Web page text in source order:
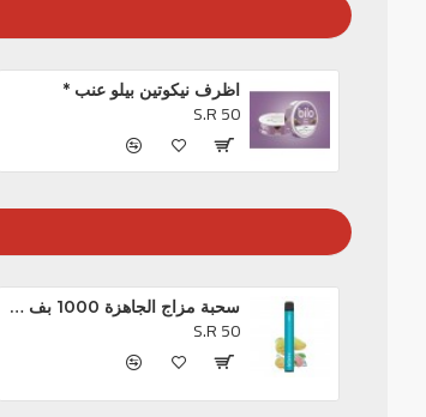
اظرف نيكوتين بيلو عنب *
S.R 50
سحبة مزاج الجاهزة 1000 بف او ام جي *
S.R 50